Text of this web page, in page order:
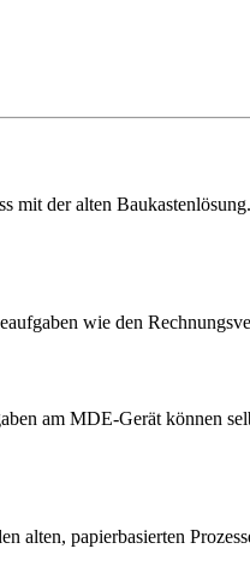
der alten
wie den
am MDE-Gerät können
papierbasierten